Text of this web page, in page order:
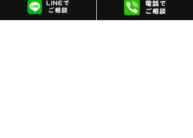
）・八代市・ 荒尾市・ 水俣市